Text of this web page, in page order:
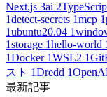
Next.js 3ai 2
1detect-secrets 1mcp 1
1ubuntu20.04 1
1storage 1hello-world
1Docker 1WSL2 1
スト 1Dredd 1
最新記事